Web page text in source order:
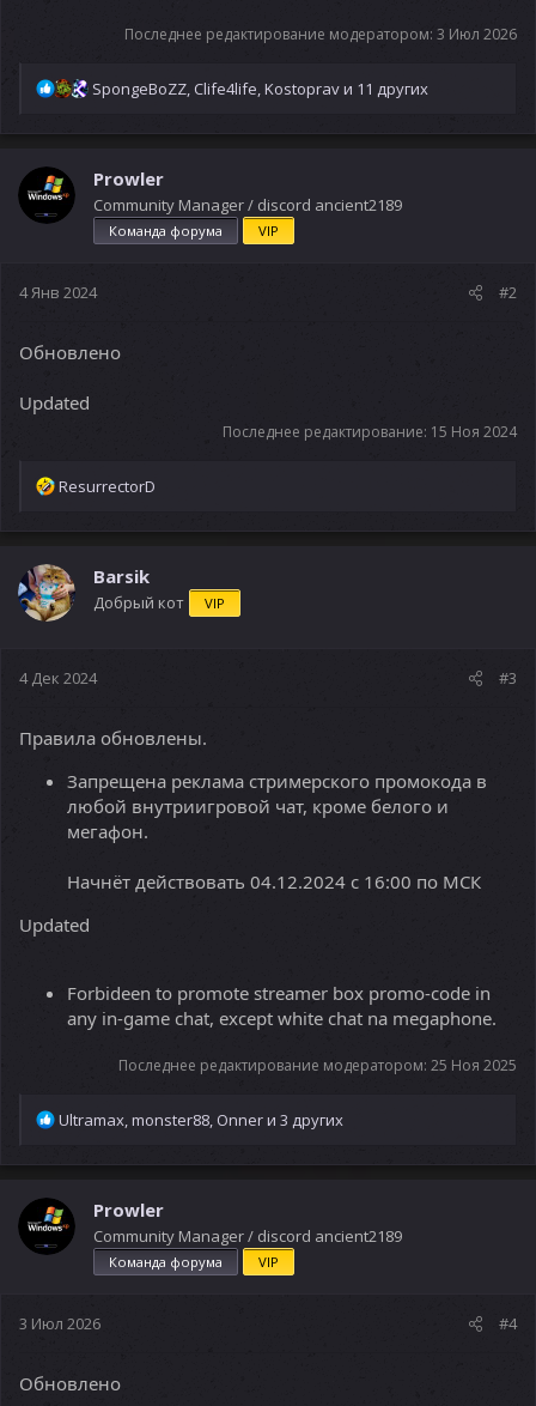
Последнее редактирование модератором: 3 Июл 2026
Р
а
ц
и
SpongeBoZZ Clife4life Kostopravи 11 других
Prowler
Community Manager / discord ancient2189
Команда форума VIP
4 Янв 2024 #2
Обновлено
Updated
Последнее редактирование: 15 Ноя 2024
Р
а
ц
и
и
ResurrectorD
Barsik
Добрый кот VIP
4 Дек 2024 #3
Правила обновлены.
Запрещена реклама стримерского промокода в
любой внутриигровой чат, кроме белого и
мегафон.
Начнёт действовать 04.12.2024 с 16:00 по МСК
Updated
Forbideen to promote streamer box promo-code in
any in-game chat, except white chat na megaphone.
Последнее редактирование модератором: 25 Ноя 2025
Р
а
ц
и
и
Ultramax,monster88, Onnerи 3 других
Prowler
Community Manager / discord ancient2189
Команда форума VIP
3 Июл 2026 #4
Обновлено